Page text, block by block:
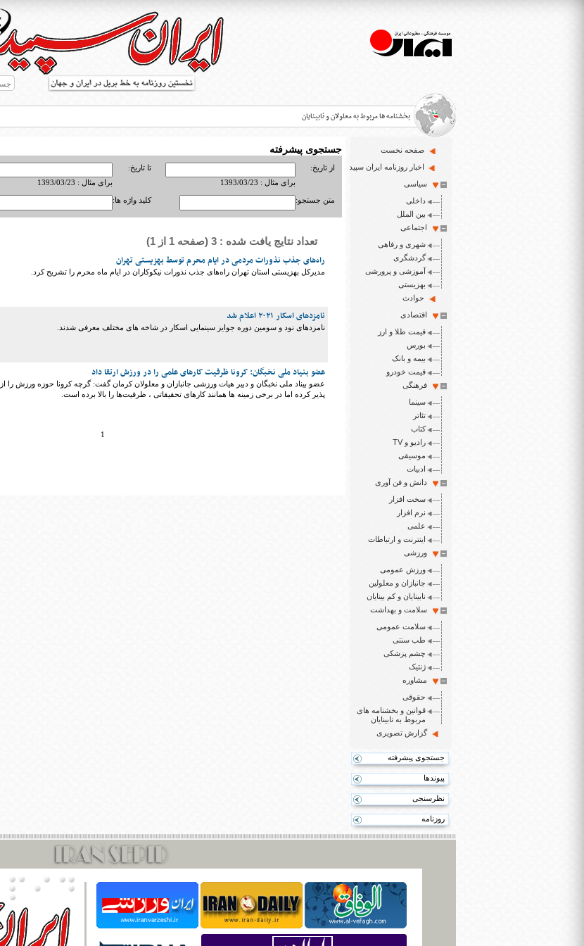
بخشنامه ها مربوط به معلولان و نابینایان
>
قانون حمایت از حقوق معلولان
اخبار حوزه معلولان و نابینایان
>
ایران سپید سایت خبری نابینایان و تنها روزنامه به خط بریل در جهان
>
صفحه نخست
اخبار روزنامه ایران سپید
سیاسی
داخلی
بین الملل
اجتماعی
شهری و رفاهی
گردشگری
آموزشی و پرورشی
بهزیستی
حوادث
اقتصادی
قیمت طلا و ارز
بورس
بیمه و بانک
قیمت خودرو
فرهنگی
سینما
تئاتر
کتاب
رادیو و TV
موسیقی
ادبیات
دانش و فن آوری
سخت افزار
نرم افزار
علمی
اینترنت و ارتباطات
ورزشی
ورزش عمومی
جانبازان و معلولین
نابینایان و کم بینایان
سلامت و بهداشت
سلامت عمومی
طب سنتی
چشم پزشکی
ژنتیک
مشاوره
حقوقی
قوانین و بخشنامه های
مربوط به نابینایان
گزارش تصویری
جستجوی پیشرفته
پیوندها
نظرسنجی
روزنامه
جستجوی پیشرفته
از تاریخ:
برای مثال : 1393/03/23
تا تاریخ:
برای مثال : 1393/03/23
متن جستجو: کلید واژه ها:
تعداد نتایج یافت شده : 3 (صفحه 1 از 1)
راه‌های جذب نذورات مردمی در ایام محرم توسط بهزیستی تهران
مدیرکل بهزیستی استان تهران راه‌های جذب نذورات نیکوکاران در ایام ماه محرم را تشریح کرد.
نامزدهای اسکار ۲۰۲۱ اعلام شد
نامزدهای نود و سومین دوره جوایز سینمایی اسکار در شاخه های مختلف معرفی شدند.
عضو بنیاد ملی نخبگان: کرونا ظرفیت کارهای علمی را در ورزش ارتقا داد
عضو بیناد ملی نخبگان و دبیر هیات ورزشی جانبازان و معلولان کرمان گفت: گرچه کرونا حوزه ورزش را
پذیر کرده اما در برخی زمینه ها همانند کارهای تحقیقاتی ، ظرفیت‌ها را بالا برده است.
1